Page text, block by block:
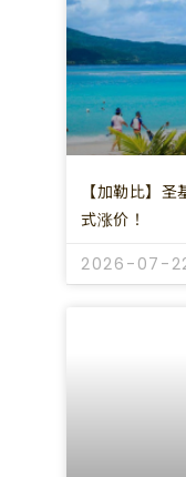
【加勒比】
式涨价！
2026-07-